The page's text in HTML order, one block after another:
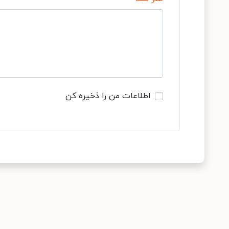
اطلاعات من را ذخیره کن